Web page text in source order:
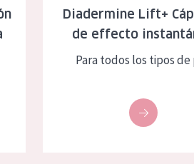
Diadermine Lift+
de effecto
Para todos los tipos de